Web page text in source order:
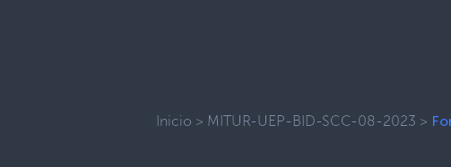
Inicio > MITUR-UEP-BID-SCC-08-2023 >